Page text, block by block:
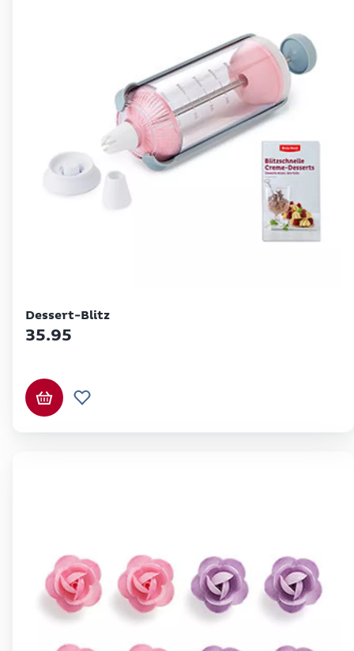
Dessert-Blitz
35.95
In den Warenkorb
Zur Wunschliste hinzufügen